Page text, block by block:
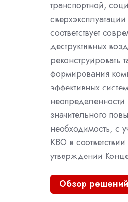
транспортной,
соответствует
деструктивных
реконструировать
формирования
эффективных
значительного
необходимость, с
КВО в
утверждении
Обзор